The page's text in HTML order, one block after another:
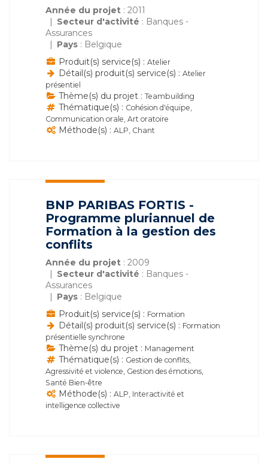
Année du projet : 2011
Secteur d'activité : Banques -
Assurances
Pays : Belgique
Produit(s) service(s) : Atelier
Détail(s) produit(s) service(s) : Atelier
présentiel
Thème(s) du projet : Teambuilding
Thématique(s) : Cohésion d'équipe,
Communication orale, Art oratoire
Méthode(s) : ALP, Chant
BNP PARIBAS FORTIS -
Programme pluriannuel de
Formation à la gestion des
conflits
Année du projet : 2009
Secteur d'activité : Banques -
Assurances
Pays : Belgique
Produit(s) service(s) : Formation
Détail(s) produit(s) service(s) : Formation
présentielle synchrone
Thème(s) du projet : Management
Thématique(s) : Gestion de conflits,
Agressivité et violence, Gestion des émotions,
Santé Bien-être
Méthode(s) : ALP, Interactivité et
intelligence collective